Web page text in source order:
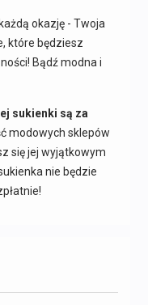
okazję - Twoja
które będziesz
Bądź modna i
sukienki są za
modowych sklepów
się jej wyjątkowym
nie będzie